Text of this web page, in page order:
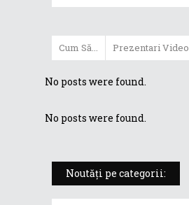
Cum Să... Prezentari Video
No posts were found.
No posts were found.
Noutăți pe categorii: